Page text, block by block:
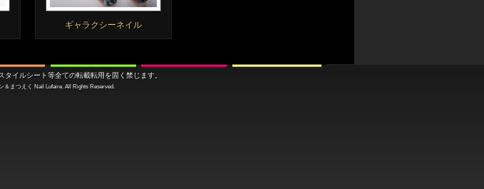
ギャラクシーネイル
イルシート等全ての転載転用を固く禁じます。
＆まつえく Nail Lufaire. All Rights Reserved.